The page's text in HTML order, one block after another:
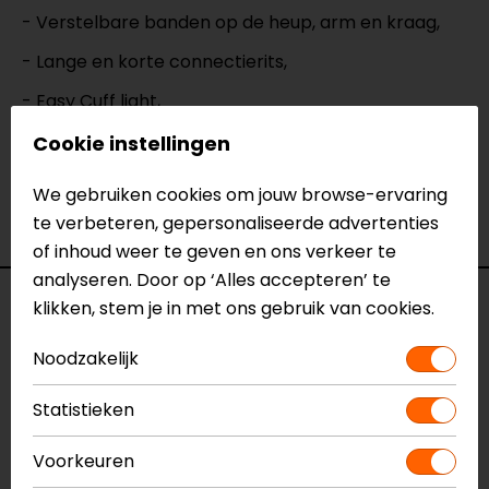
- Verstelbare banden op de heup, arm en kraag,
- Lange en korte connectierits,
- Easy Cuff light,
- Achterzak,
- Electronic Power Guide (EPG).
Specificaties
Naam
Model
10347
Merk
Kleur
Cookie instellingen
We gebruiken cookies om jouw browse-ervaring
te verbeteren, gepersonaliseerde advertenties
of inhoud weer te geven en ons verkeer te
analyseren. Door op ‘Alles accepteren’ te
klikken, stem je in met ons gebruik van cookies.
Noodzakelijk
Statistieken
Voorkeuren